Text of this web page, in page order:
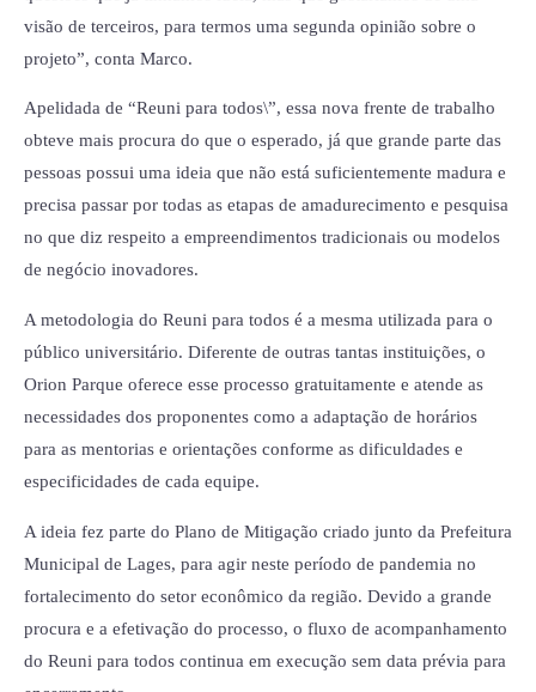
visão de terceiros, para termos uma segunda opinião sobre o
projeto”, conta Marco.
Apelidada de “Reuni para todos\”, essa nova frente de trabalho
obteve mais procura do que o esperado, já que grande parte das
pessoas possui uma ideia que não está suficientemente madura e
precisa passar por todas as etapas de amadurecimento e pesquisa
no que diz respeito a empreendimentos tradicionais ou modelos
de negócio inovadores.
A metodologia do Reuni para todos é a mesma utilizada para o
público universitário. Diferente de outras tantas instituições, o
Orion Parque oferece esse processo gratuitamente e atende as
necessidades dos proponentes como a adaptação de horários
para as mentorias e orientações conforme as dificuldades e
especificidades de cada equipe.
A ideia fez parte do Plano de Mitigação criado junto da Prefeitura
Municipal de Lages, para agir neste período de pandemia no
fortalecimento do setor econômico da região. Devido a grande
procura e a efetivação do processo, o fluxo de acompanhamento
do Reuni para todos continua em execução sem data prévia para